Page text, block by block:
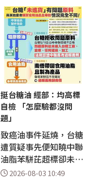
險。專家指出，晶圓製
造對於地震極其敏感，
半導體產業能與地震共
存，關鍵在於廠房抗震
設計、防災機制及標準
化復原流程。 亞洲是
全球晶圓生產重鎮，但
多數國家位處地震帶。
日本熊本7月28日發生
規模7.1強震，外媒
報...
挺台糖油 經部：均高標
自檢 「怎麼驗都沒問
題」
致癌油事件延燒，台糖
遭質疑事先便知曉中聯
油脂苯駢芘超標卻未通
報，台糖則回應表示自
2026-08-03 10:49